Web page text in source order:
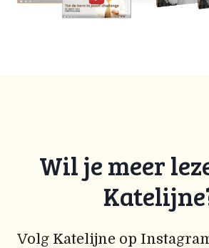
Wil je meer
Volg Katelijne op